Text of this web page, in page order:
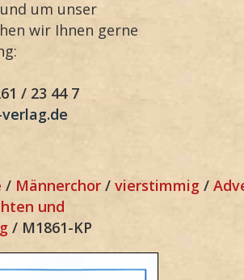
um unser
wir Ihnen gerne
/ 23 44 7
/ Männerchor / vierstimmig /
und
/ M1861-KP